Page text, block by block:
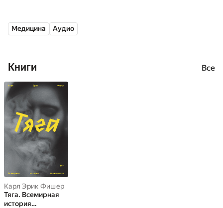
Медицина Аудио
Книги Все
Карл Эрик Фишер
Тяга. Всемирная
история